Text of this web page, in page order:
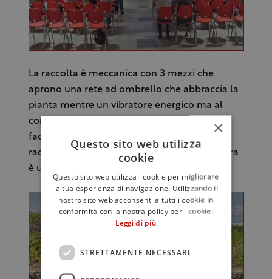
La raccolta è meccanica con 3 mezzi che
aprono una rete ad ombrello che abbraccia la
pianta mentre un vibratore energico ma al
contempo rispettoso del tronco lo scuote
facendo cadere le drupe. La rapidità della
raccolta e l’immediato trasporto alla molitura
è un’ulteriore fattore di qualità.
×
Questo sito web utilizza
cookie
Questo sito web utilizza i cookie per migliorare
la tua esperienza di navigazione. Utilizzando il
nostro sito web acconsenti a tutti i cookie in
conformità con la nostra policy per i cookie.
Leggi di più
STRETTAMENTE NECESSARI